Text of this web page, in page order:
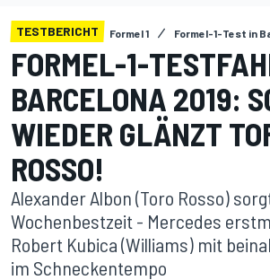
TESTBERICHT Formel 1 Formel-1-Test in
FORMEL-1-
BARCELONA 2019:
WIEDER GLÄNZT
ROSSO!
Alexander Albon (Toro Rosso)
Wochenbestzeit - Mercedes
Robert Kubica (Williams) mit
im Schneckentempo